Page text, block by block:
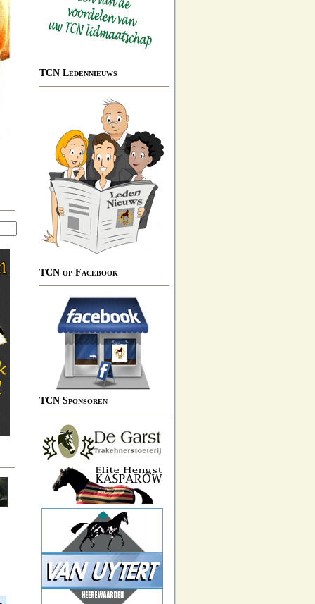
TCN Ledennieuws
TCN op Facebook
TCN Sponsoren